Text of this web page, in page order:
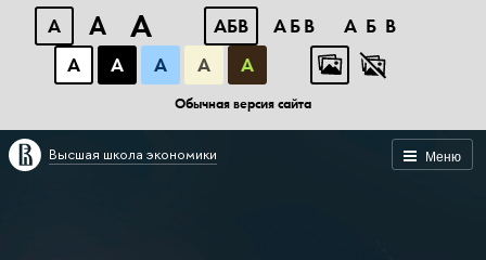
A A A АБВ АБВ
АБВ
А
А А А А
Обычная версия сайта
Меню
Высшая школа экономики